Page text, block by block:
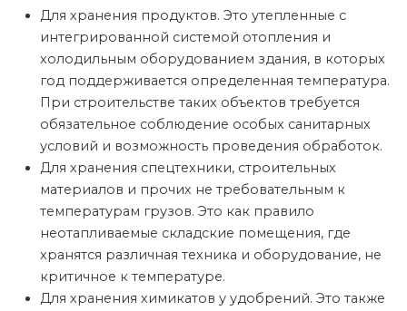
Для хранения продуктов. Это утепленные с
интегрированной системой отопления и
холодильным оборудованием здания, в которых
год поддерживается определенная температура.
При строительстве таких объектов требуется
обязательное соблюдение особых санитарных
условий и возможность проведения обработок.
Для хранения спецтехники, строительных
материалов и прочих не требовательным к
температурам грузов. Это как правило
неотапливаемые складские помещения, где
хранятся различная техника и оборудование, не
критичное к температуре.
Для хранения химикатов у удобрений. Это также